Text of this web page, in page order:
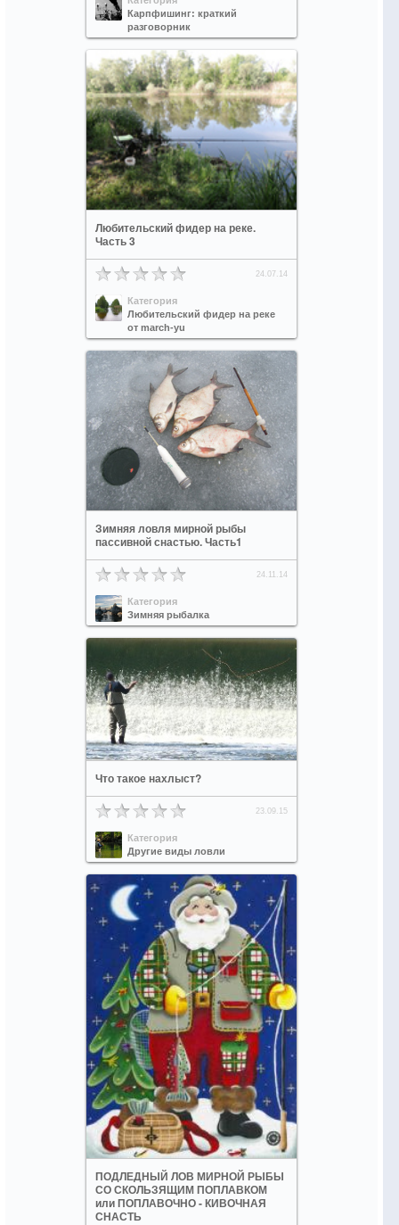
Карпфишинг: краткий
разговорник
Любительский фидер на реке.
Часть 3
24.07.14
Категория
Любительский фидер на реке
от march-yu
Зимняя ловля мирной рыбы
пассивной снастью. Часть1
24.11.14
Категория
Зимняя рыбалка
Что такое нахлыст?
23.09.15
Категория
Другие виды ловли
ПОДЛЕДНЫЙ ЛОВ МИРНОЙ РЫБЫ
СО СКОЛЬЗЯЩИМ ПОПЛАВКОМ
или ПОПЛАВОЧНО - КИВОЧНАЯ
СНАСТЬ